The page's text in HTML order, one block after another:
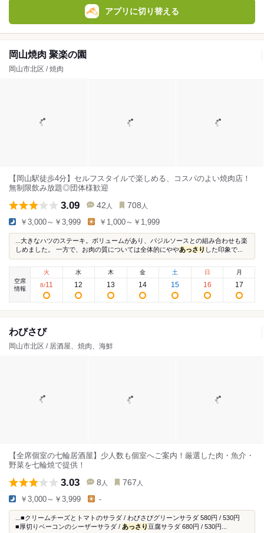
アプリに切り替える
岡山焼肉 聚楽の園
岡山市北区 / 焼肉
【岡山駅徒歩4分】セルフスタイルで楽しめる、コスパのよい焼肉店！
無制限飲み放題◎団体様歓迎
3.09 42 人 708 人
￥3,000～￥3,999 ￥1,000～￥1,999
...大きなハツのステーキ。ボリュームがあり、バジルソースとの組み合わせも楽
しめました。 一方で、お肉の質については全体的にややあっさり した印象で...
空席
情報
火
8/11
水
12
木
13
金
14
土
15
日
16
月
17
わびさび
岡山市北区 / 居酒屋、焼肉、海鮮
【全席個室の七輪居酒屋】少人数も個室へご案内！厳選した肉・魚介・
野菜を七輪焼で提供！
3.03 8 人 767 人
￥3,000～￥3,999 -
...■クリームチーズとトマトのサラダ / わびさびグリーンサラダ 580円 / 530円
■厚切りベーコンのシーザーサラダ / あっさり 豆腐サラダ 680円 / 530円...